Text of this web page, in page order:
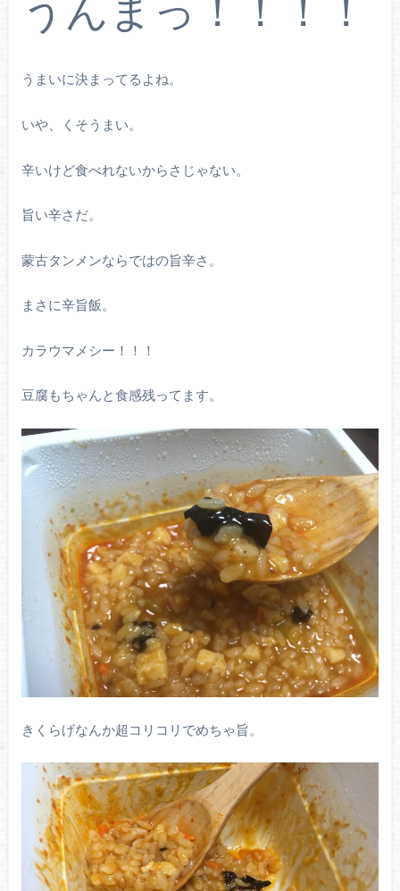
うまいに決まってるよね。
いや、くそうまい。
辛いけど食べれないからさじゃない。
旨い辛さだ。
蒙古タンメンならではの旨辛さ。
まさに辛旨飯。
カラウマメシー！！！
豆腐もちゃんと食感残ってます。
きくらげなんか超コリコリでめちゃ旨。